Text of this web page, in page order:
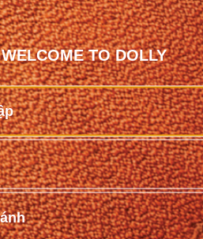
WELCOME TO DOLLY